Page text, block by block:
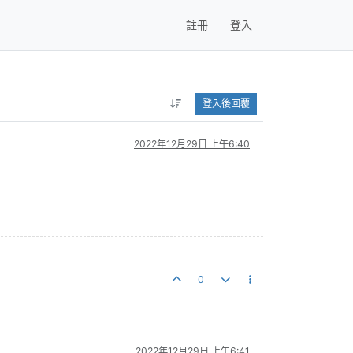
註冊 登入
登入後回覆
2022年12月29日 上午6:40
0